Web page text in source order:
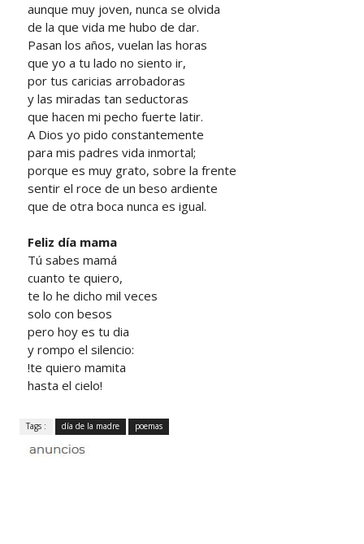
aunque muy joven, nunca se olvida
de la que vida me hubo de dar.
Pasan los años, vuelan las horas
que yo a tu lado no siento ir,
por tus caricias arrobadoras
y las miradas tan seductoras
que hacen mi pecho fuerte latir.
A Dios yo pido constantemente
para mis padres vida inmortal;
porque es muy grato, sobre la frente
sentir el roce de un beso ardiente
que de otra boca nunca es igual.
Feliz día mama
Tú sabes mamá
cuanto te quiero,
te lo he dicho mil veces
solo con besos
pero hoy es tu dia
y rompo el silencio:
!te quiero mamita
hasta el cielo!
Tags : día de la madre poemas